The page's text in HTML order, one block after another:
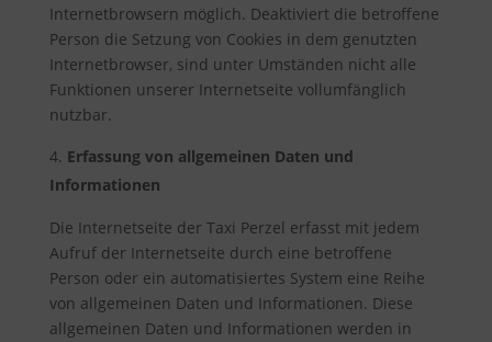
Internetbrowsern möglich. Deaktiviert die betroffene
Person die Setzung von Cookies in dem genutzten
Internetbrowser, sind unter Umständen nicht alle
Funktionen unserer Internetseite vollumfänglich
nutzbar.
Erfassung von allgemeinen Daten und
Informationen
Die Internetseite der Taxi Perzel erfasst mit jedem
Aufruf der Internetseite durch eine betroffene
Person oder ein automatisiertes System eine Reihe
von allgemeinen Daten und Informationen. Diese
allgemeinen Daten und Informationen werden in